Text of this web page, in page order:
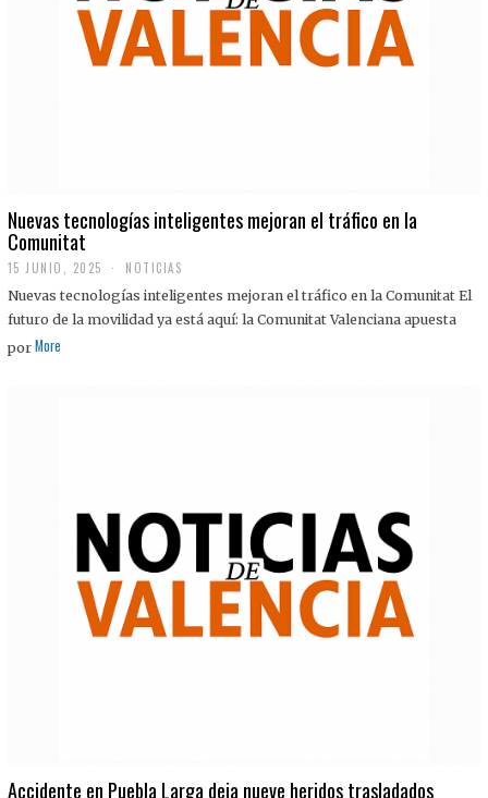
Nuevas tecnologías inteligentes mejoran el tráfico en la
Comunitat
15 JUNIO, 2025 NOTICIAS
Nuevas tecnologías inteligentes mejoran el tráfico en la Comunitat El
futuro de la movilidad ya está aquí: la Comunitat Valenciana apuesta
por More
Accidente en Puebla Larga deja nueve heridos trasladados